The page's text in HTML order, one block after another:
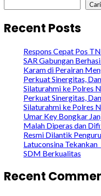
Cari
Recent Posts
Respons Cepat Pos
SAR Gabungan
Karam di Perairan
Perkuat Sinergitas,
Silaturahmi ke Polres
Perkuat Sinergitas,
Silaturahmi ke Polres
Umar Key Bongkar
Malah Diperas dan
Resmi Dilantik
Latuconsina Tekankan
SDM Berkualitas
Recent